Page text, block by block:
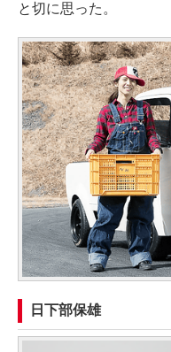
と切に思った。
日下部保雄